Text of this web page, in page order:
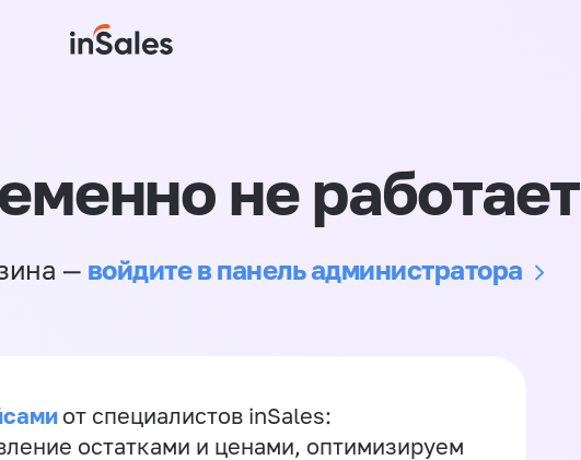
не работает
— войдите в панель администратора
от специалистов inSales:
остатками и ценами, оптимизируем